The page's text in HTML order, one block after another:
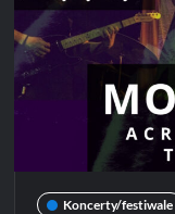
Koncerty/festiwale